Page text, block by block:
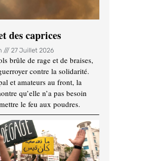
des caprices
27 Juillet 2026
brûle de rage et de braises,
contre la solidarité.
et amateurs au front, la
qu’elle n’a pas besoin
le feu aux poudres.